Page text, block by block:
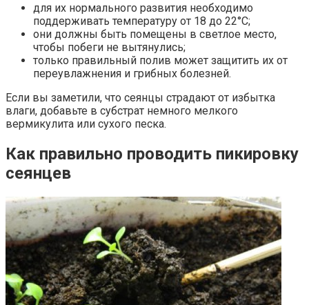
для их нормального развития необходимо
поддерживать температуру от 18 до 22°С;
они должны быть помещены в светлое место,
чтобы побеги не вытянулись;
только правильный полив может защитить их от
переувлажнения и грибных болезней.
Если вы заметили, что сеянцы страдают от избытка
влаги, добавьте в субстрат немного мелкого
вермикулита или сухого песка.
Как правильно проводить пикировку
сеянцев